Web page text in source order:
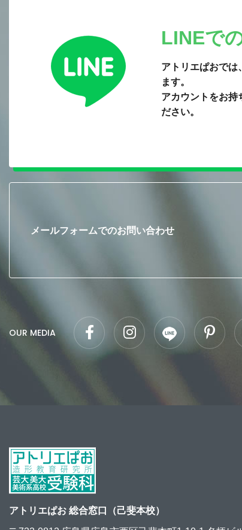
LINEで
アトリエぱおでは
ます。
アカウントをお持
ださい。
メールフォームでのお問い合わせ
OUR MEDIA
アトリエぱお 総合窓口（己斐本校）